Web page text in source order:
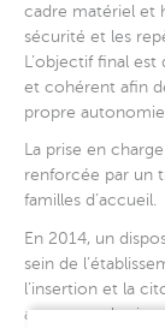
cadre matériel et
sécurité et les
L’objectif final
et cohérent afin
propre autonomie.
La prise en
renforcée par un
familles d’accueil.
En 2014, un
sein de
l’insertion et la
avant pour les